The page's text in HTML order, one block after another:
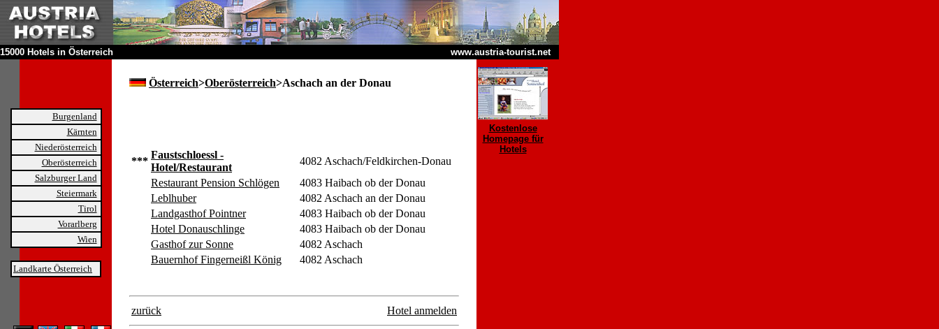
15000 Hotels in Österreich www.austria-tourist.net
Burgenland
Kärnten
Niederösterreich
Oberösterreich
Salzburger Land
Steiermark
Tirol
Vorarlberg
Wien
Landkarte Österreich
Österreich>Oberösterreich>Aschach an der Donau
***
Faustschloessl -
Hotel/Restaurant
4082 Aschach/Feldkirchen-Donau
Restaurant Pension Schlögen
4083 Haibach ob der Donau
Leblhuber
4082 Aschach an der Donau
Landgasthof Pointner
4083 Haibach ob der Donau
Hotel Donauschlinge
4083 Haibach ob der Donau
Gasthof zur Sonne
4082 Aschach
Bauernhof Fingerneißl König
4082 Aschach
zurück Hotel anmelden
Kostenlose
Homepage für
Hotels